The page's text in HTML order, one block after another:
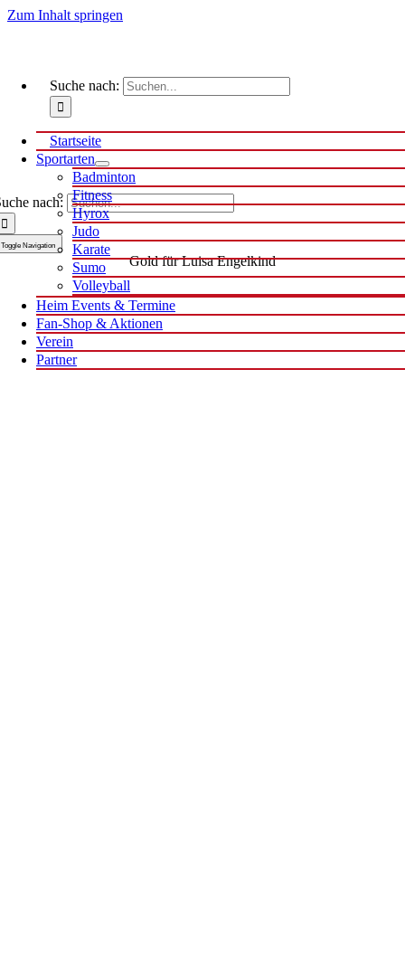
Zum Inhalt springen
nach:
Toggle Navigation
Startseite
Sportarten
Badminton
Fitness
Hyrox
Judo
Karate
Sumo
Volleyball
Heim Events & Termine
Fan-Shop & Aktionen
Verein
Partner
Suche nach:
Gold für Luisa Engelkind